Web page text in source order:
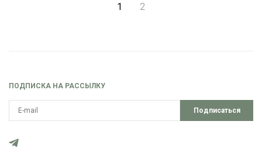
1 2
ПОДПИСКА НА РАССЫЛКУ
Подписаться